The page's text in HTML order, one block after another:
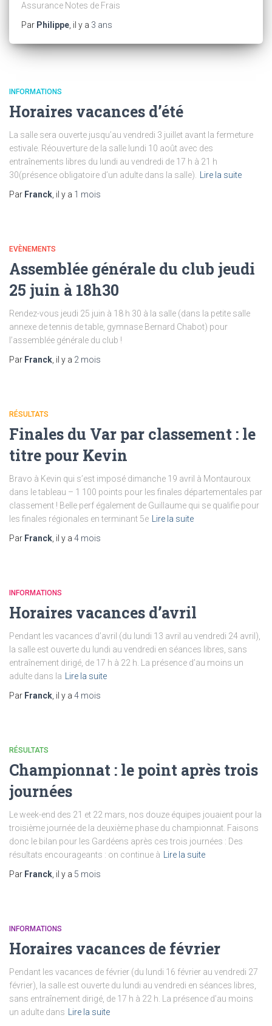
Assurance Notes de Frais
Par Philippe , il y a 3 ans
INFORMATIONS
Horaires vacances d’été
La salle sera ouverte jusqu’au vendredi 3 juillet avant la fermeture
estivale. Réouverture de la salle lundi 10 août avec des
entraînements libres du lundi au vendredi de 17 h à 21 h
30(présence obligatoire d’un adulte dans la salle).
Lire la suite
Par Franck , il y a 1 mois
EVÈNEMENTS
Assemblée générale du club jeudi
25 juin à 18h30
Rendez-vous jeudi 25 juin à 18 h 30 à la salle (dans la petite salle
annexe de tennis de table, gymnase Bernard Chabot) pour
l’assemblée générale du club !
Par Franck , il y a 2 mois
RÉSULTATS
Finales du Var par classement : le
titre pour Kevin
Bravo à Kevin qui s’est imposé dimanche 19 avril à Montauroux
dans le tableau – 1 100 points pour les finales départementales par
classement ! Belle perf également de Guillaume qui se qualifie pour
les finales régionales en terminant 5e
Lire la suite
Par Franck , il y a 4 mois
INFORMATIONS
Horaires vacances d’avril
Pendant les vacances d’avril (du lundi 13 avril au vendredi 24 avril),
la salle est ouverte du lundi au vendredi en séances libres, sans
entraînement dirigé, de 17 h à 22 h. La présence d’au moins un
adulte dans la
Lire la suite
Par Franck , il y a 4 mois
RÉSULTATS
Championnat : le point après trois
journées
Le week-end des 21 et 22 mars, nos douze équipes jouaient pour la
troisième journée de la deuxième phase du championnat. Faisons
donc le bilan pour les Gardéens après ces trois journées : Des
résultats encourageants : on continue à
Lire la suite
Par Franck , il y a 5 mois
INFORMATIONS
Horaires vacances de février
Pendant les vacances de février (du lundi 16 février au vendredi 27
février), la salle est ouverte du lundi au vendredi en séances libres,
sans entraînement dirigé, de 17 h à 22 h. La présence d’au moins
un adulte dans
Lire la suite